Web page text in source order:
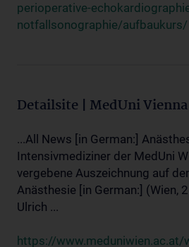
perioperative-
notfallsonographie/aufbaukurs/
Detailsite | MedUni Vienna
...All News [in German:]
Intensivmediziner der MedUni
vergebene Auszeichnung auf
Anästhesie [in German:] (Wien,
Ulrich ...
https://